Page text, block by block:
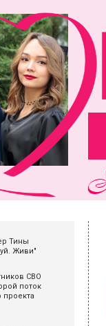
Тины
Живи"
СВО
поток
проекта